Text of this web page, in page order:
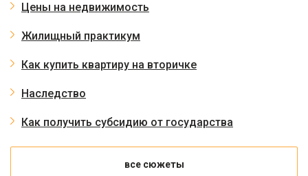
Цены на недвижимость
Жилищный практикум
Как купить квартиру на вторичке
Наследство
Как получить субсидию от государства
все сюжеты